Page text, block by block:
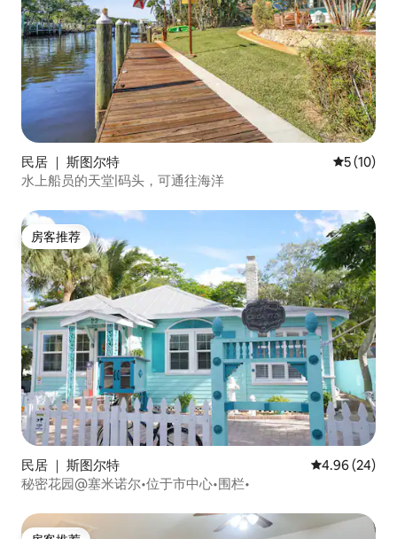
民居 ｜ 斯图尔特 平均评分
5 (10)
水上船员的天堂|码头，可通往海洋
房客推荐
房客推荐
民居 ｜ 斯图尔特 平均评分 4.96
4.96 (24)
秘密花园@塞米诺尔•位于市中心•围栏•